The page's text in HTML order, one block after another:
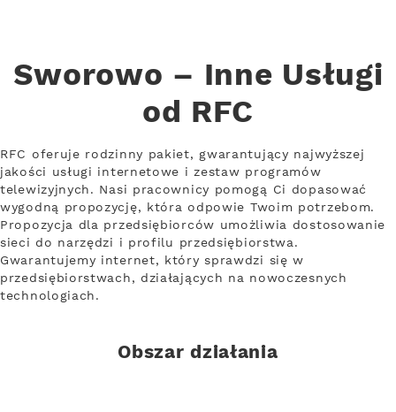
Sworowo – Inne Usługi
od RFC
RFC oferuje rodzinny pakiet, gwarantujący najwyższej
jakości usługi internetowe i zestaw programów
telewizyjnych. Nasi pracownicy pomogą Ci dopasować
wygodną propozycję, która odpowie Twoim potrzebom.
Propozycja dla przedsiębiorców umożliwia dostosowanie
sieci do narzędzi i profilu przedsiębiorstwa.
Gwarantujemy internet, który sprawdzi się w
przedsiębiorstwach, działających na nowoczesnych
technologiach.
Obszar działania